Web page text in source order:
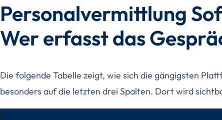
Personalvermittlung
Wer erfasst das
Die folgende Tabelle zeigt, wie sich die gängigsten
besonders auf die letzten drei Spalten. Dort wird